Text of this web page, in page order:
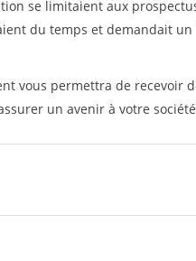
se limitaient aux
du temps et demandait
vous permettra de recevoir
un avenir à votre